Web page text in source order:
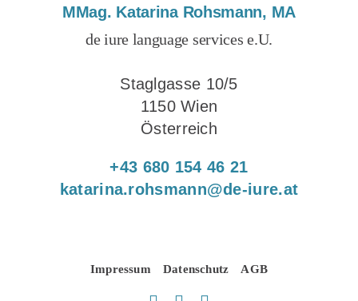
MMag. Katarina Rohsmann, MA
de iure language services e.U.
Staglgasse 10/5
1150 Wien
Österreich
+43 680 154 46 21
katarina.rohsmann@de-iure.at
Impressum Datenschutz AGB